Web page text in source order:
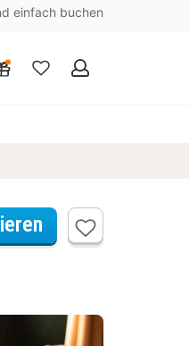
einfach buchen
Meine